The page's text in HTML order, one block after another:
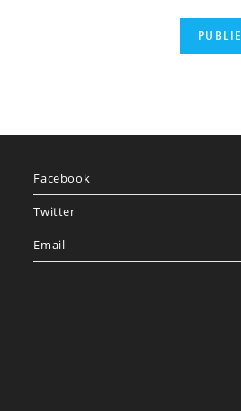
Facebook
Twitter
Email